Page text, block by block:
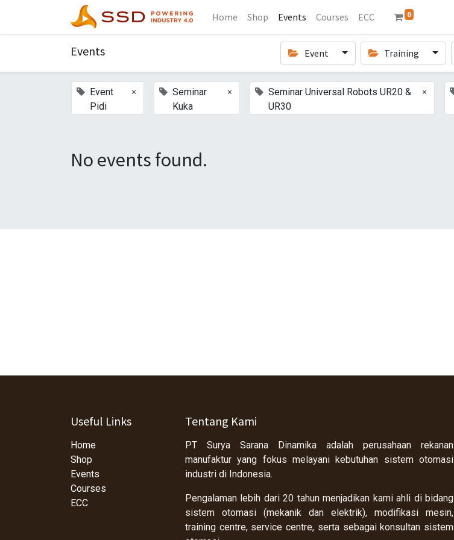
Home Shop Events Courses ECC 0
Events Event Training
Event
Pidi
×
Seminar
Kuka
×
Seminar Universal Robots UR20 &
UR30
×
No events found.
Useful Links
Home
Shop
Events
Courses
ECC
Tentang Kami
PT Surya Sarana Dinamika adalah perusahaan rekanan
manufaktur yang fokus melayani kebutuhan sistem otomasi
industri di Indonesia.
Pengalaman lebih dari 20 tahun menjadikan kami ahli di bidang
sistem otomasi (mekanik dan elektrik), modifikasi mesin,
training centre, service centre, serta sebagai konsultan sistem